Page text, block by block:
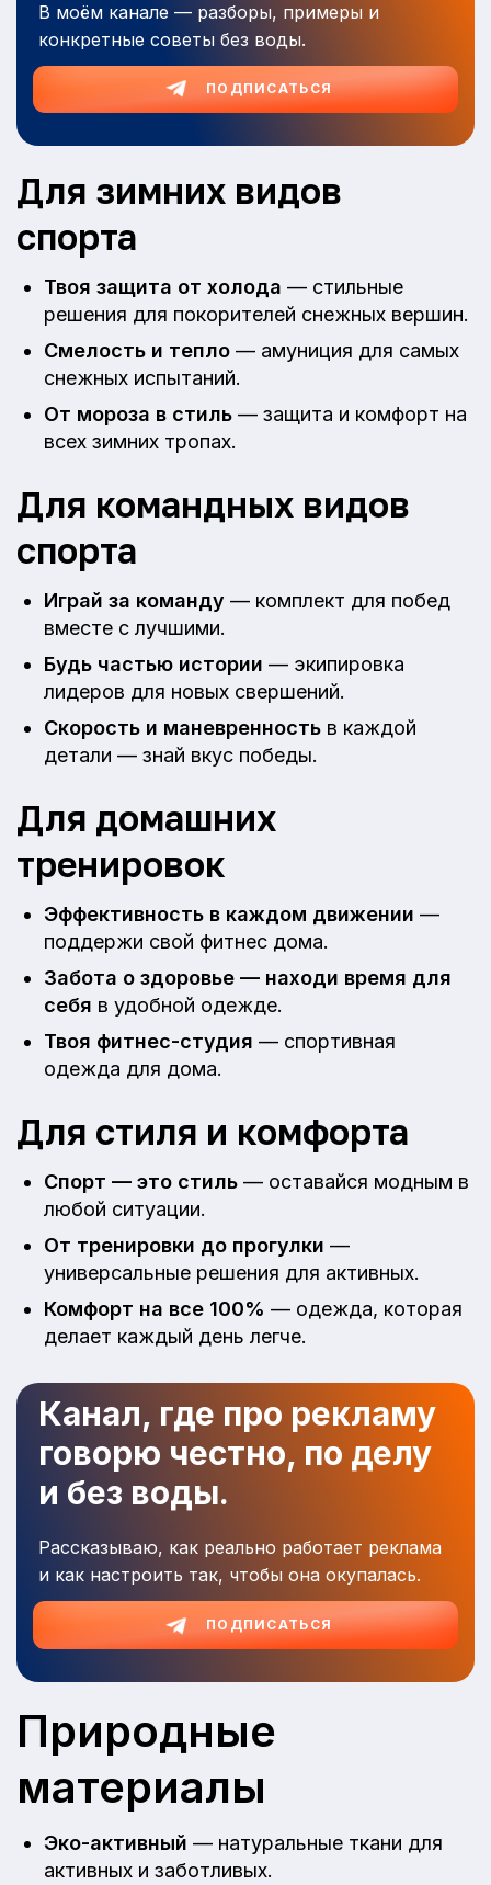
В моём канале — разборы, примеры и
конкретные советы без воды.
ПОДПИСАТЬСЯ
Для зимних видов
спорта
Твоя защита от холода — стильные
решения для покорителей снежных вершин.
Смелость и тепло — амуниция для самых
снежных испытаний.
От мороза в стиль — защита и комфорт на
всех зимних тропах.
Для командных видов
спорта
Играй за команду — комплект для побед
вместе с лучшими.
Будь частью истории — экипировка
лидеров для новых свершений.
Скорость и маневренность в каждой
детали — знай вкус победы.
Для домашних
тренировок
Эффективность в каждом движении —
поддержи свой фитнес дома.
Забота о здоровье — находи время для
себя в удобной одежде.
Твоя фитнес-студия — спортивная
одежда для дома.
Для стиля и комфорта
Спорт — это стиль — оставайся модным в
любой ситуации.
От тренировки до прогулки —
универсальные решения для активных.
Комфорт на все 100% — одежда, которая
делает каждый день легче.
Канал, где про рекламу
говорю честно, по делу
и без воды.
Рассказываю, как реально работает реклама
и как настроить так, чтобы она окупалась.
ПОДПИСАТЬСЯ
Природные
материалы
Эко-активный — натуральные ткани для
активных и заботливых.